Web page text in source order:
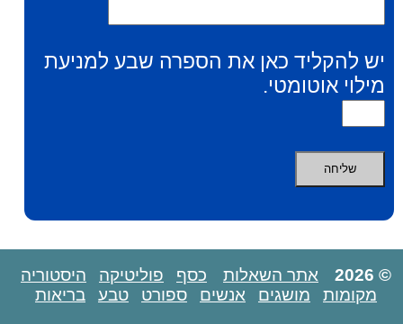
יש להקליד כאן את הספרה שבע למניעת
מילוי אוטומטי.
© 2026 אתר השאלות כסף פוליטיקה
היסטוריה
מקומות
מושגים אנשים ספורט טבע בריאות